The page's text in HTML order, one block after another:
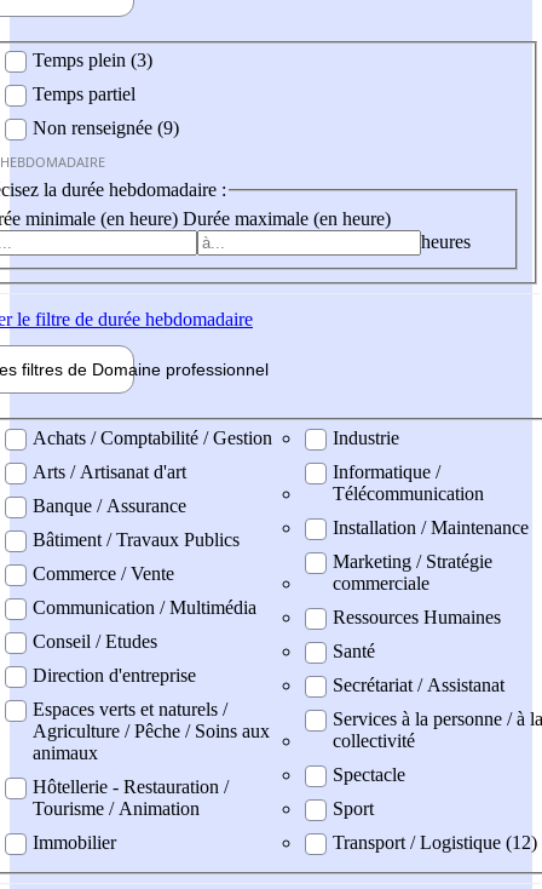
Temps plein (3)
Temps partiel
Non renseignée (9)
la durée hebdomadaire :
minimale (en heure) Durée maximale (en heure)
heures
le filtre de durée hebdomadaire
filtres de Domaine professionnel
professionel
Achats / Comptabilité / Gestion
Arts / Artisanat d'art
Banque / Assurance
Bâtiment / Travaux Publics
Commerce / Vente
Communication / Multimédia
Conseil / Etudes
Direction d'entreprise
Espaces verts et naturels /
Agriculture / Pêche / Soins aux
animaux
Hôtellerie - Restauration /
Tourisme / Animation
Immobilier
Industrie
Informatique /
Télécommunication
Installation / Maintenance
Marketing / Stratégie
commerciale
Ressources Humaines
Santé
Secrétariat / Assistanat
Services à la personne / à la
collectivité
Spectacle
Sport
Transport / Logistique (12)